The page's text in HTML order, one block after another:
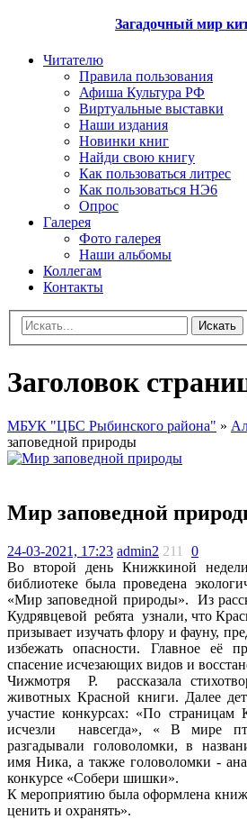
Загадочный мир
Читателю
Правила пользования
Афиша Культура РФ
Виртуальные выставки
Наши издания
Новинки книг
Найди свою книгу
Как пользоваться литрес
Как пользоваться НЭ6
Опрос
Галерея
Фото галерея
Наши альбомы
Коллегам
Контакты
Искать
Заголовок
МБУК "ЦБС Рыбинского района" »
заповедной природы
Мир заповедной
24-03-2021, 17:23 admin2 211
0
Во второй день Книжкиной
библиотеке была проведена
«Мир заповедной природы». Из
Кудрявцевой ребята узнали, что
призывает изучать флору и фауну,
избежать опасности. Главное её
спасение исчезающих видов и
Чижмотря Р. рассказала
животных Красной книги. Далее
участие конкурсах: «По
исчезли навсегда», « В мире
разгадывали головоломки, в
имя Ника, а также головоломки -
конкурсе «Собери шишки».
К мероприятию была оформлена
ценить и охранять».